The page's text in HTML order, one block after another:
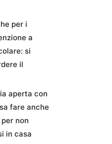
per i
a
si
il
aperta con
fare anche
non
in casa